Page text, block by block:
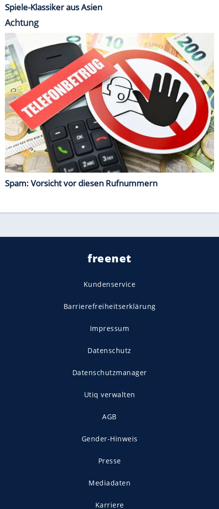
Spiele-Klassiker aus Asien
Achtung
Spam: Vorsicht vor diesen Rufnummern
freenet
Kundenservice
Barrierefreiheitserklärung
Impressum
Datenschutz
Datenschutzmanager
Utiq verwalten
AGB
Gender-Hinweis
Presse
Mediadaten
Karriere